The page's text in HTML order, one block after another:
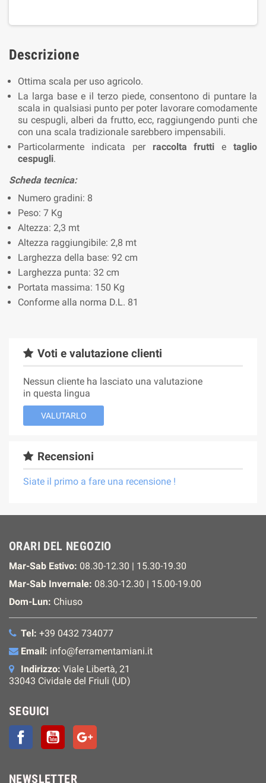
Descrizione
Ottima scala per uso agricolo.
La larga base e il terzo piede, consentono di puntare la
scala in qualsiasi punto per poter lavorare comodamente
su cespugli, alberi da frutto, ecc, raggiungendo punti che
con una scala tradizionale sarebbero impensabili.
Particolarmente indicata perraccolta frutti etaglio
cespugli.
Scheda tecnica:
Numero gradini: 8
Peso: 7 Kg
Altezza: 2,3 mt
Altezza raggiungibile: 2,8 mt
Larghezza della base: 92 cm
Larghezza punta: 32 cm
Portata massima: 150 Kg
Conforme alla norma D.L. 81
Voti e valutazione clienti
Nessun cliente ha lasciato una valutazione
in questa lingua
VALUTARLO
Recensioni
Siate il primo a fare una recensione !
ORARI DEL NEGOZIO
Mar-Sab Estivo: 08.30-12.30 | 15.30-19.30
Mar-Sab Invernale: 08.30-12.30 | 15.00-19.00
Dom-Lun: Chiuso
Tel: +39 0432 734077
Email: info@ferramentamiani.it
Indirizzo: Viale Libertà, 21
33043 Cividale del Friuli (UD)
SEGUICI
FacebookYouTube
NEWSLETTER